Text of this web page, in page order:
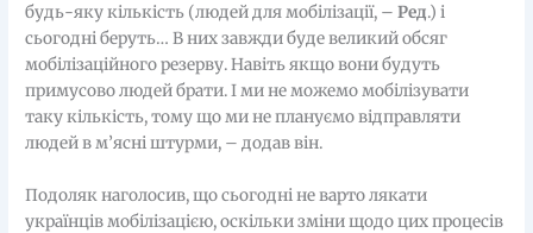
будь-яку кількість (людей для мобілізації, –Ред.) і
сьогодні беруть… В них завжди буде великий обсяг
мобілізаційного резерву. Навіть якщо вони будуть
примусово людей брати. І ми не можемо мобілізувати
таку кількість, тому що ми не плануємо відправляти
людей в м’ясні штурми, – додав він.
Подоляк наголосив, що сьогодні не варто лякати
українців мобілізацією, оскільки зміни щодо цих процесів